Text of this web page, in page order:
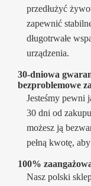
przedłużyć
zapewnić
długotrwałe
urządzenia.
30-dniowa
bezproblemowe
Jesteśmy pewni
30 dni od
możesz ją
pełną kwotę,
100%
Nasz polski